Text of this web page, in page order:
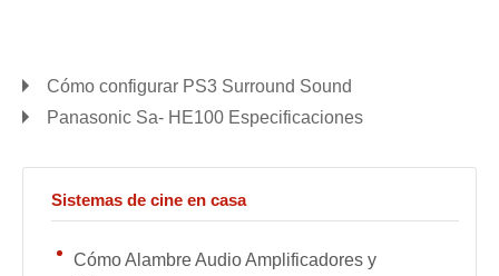
Cómo configurar PS3 Surround Sound
Panasonic Sa- HE100 Especificaciones
Sistemas de cine en casa
Cómo Alambre Audio Amplificadores y